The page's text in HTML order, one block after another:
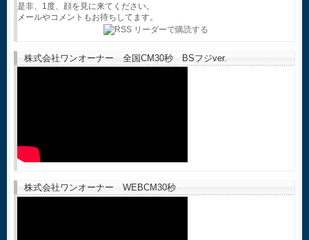
是非、1度、顔を見に来てください。
メールやコメントもお待ちしてます。
株式会社ワンオーナー 全国CM30秒 BSフジver.
株式会社ワンオーナー WEBCM30秒